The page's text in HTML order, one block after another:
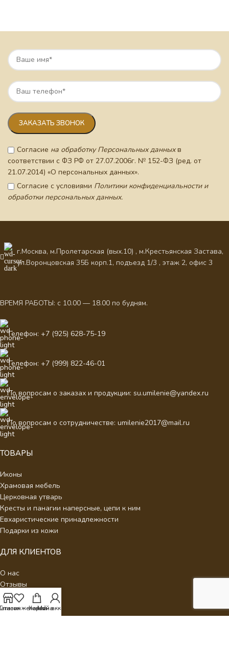
Согласие на обработку Персональных данныхв
соответствии с ФЗ РФ от 27.07.2006г. № 152-ФЗ (ред. от
21.07.2014) «О персональных данных».
Согласие с условиями Политики конфиденциальности и
обработки персональных данных.
г.Москва, м.Пролетарская (вых.10) , м.Крестьянская Застава,
ул.Воронцовская 35Б корп.1, подъезд 1/3 , этаж 2, офис 3
ВРЕМЯ РАБОТЫ: с 10.00 — 18.00 по будням.
Телефон: +7 (925) 628-75-19
Телефон: +7 (999) 822-46-01
По вопросам о заказах и продукции: su.umilenie@yandex.ru
По вопросам о сотрудничестве: umilenie2017@mail.ru
ТОВАРЫ
Иконы
Храмовая мебель
Церковная утварь
Кресты и панагии наперсные, цепи к ним
Евхаристические принадлежности
Подарки из кожи
ДЛЯ КЛИЕНТОВ
О нас
Отзывы
Новости
Каталогжеланий
Корзина
Мой аккаунт